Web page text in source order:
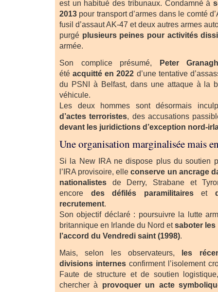
est un habitué des tribunaux. Condamné à
2013 pour transport d’armes dans le comté
fusil d’assaut AK-47 et deux autres armes
purgé plusieurs peines pour activités
armée.
Son complice présumé, Peter
étéacquitté en 2022 d’une tentative
du PSNI à Belfast, dans une attaque à la
véhicule.
Les deux hommes sont désormais
d’actes terroristes, des accusations
devant les juridictions d’exception nord-
Une organisation marginalisée mais
Si la New IRA ne dispose plus du soutien
l’IRA provisoire, elleconserve un ancrage
nationalistes de Derry, Strabane et
encore des défilés paramilitaireset
recrutement.
Son objectif déclaré : poursuivre la lutte
britannique en Irlande du Nord etsaboter
l’accord du Vendredi saint (1998).
Mais, selon les observateurs, les
divisions internes confirment l’isolement
Faute de structure et de soutien
chercher à provoquer un acte